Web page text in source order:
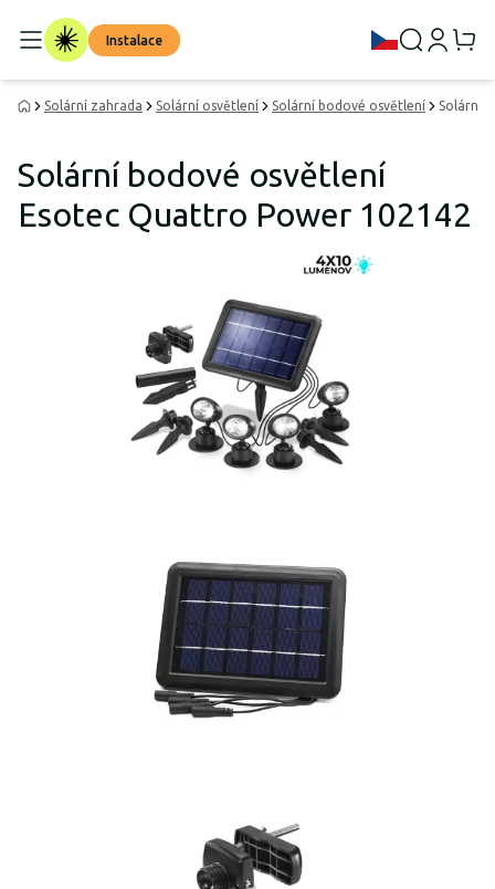
Instalace
Solární zahrada Solární osvětlení Solární bodové osvětlení Solární
Solární bodové osvětlení
Esotec Quattro Power 102142